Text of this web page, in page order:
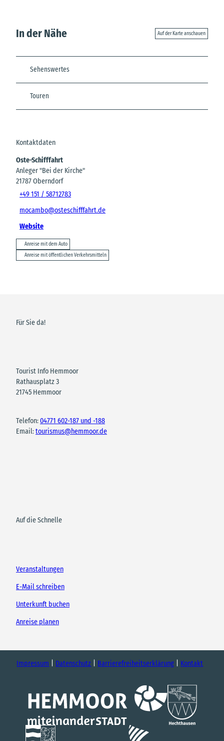
In der Nähe Auf der Karte anschauen
Sehenswertes
Touren
Kontaktdaten
Oste-Schifffahrt
Anleger "Bei der Kirche"
21787Oberndorf
+49 151 / 58712783
mocambo@osteschifffahrt.de
Website
Anreise mit dem Auto
Anreise mit öffentlichen Verkehrsmitteln
Für Sie da!
Tourist Info Hemmoor
Rathausplatz 3
21745 Hemmoor
Telefon:04771 602-187 und -188
Email:tourismus@hemmoor.de
Auf die Schnelle
Veranstaltungen
E-Mail schreiben
Unterkunft buchen
Anreise planen
Impressum Datenschutz Barrierefreiheitserklärung Kontakt